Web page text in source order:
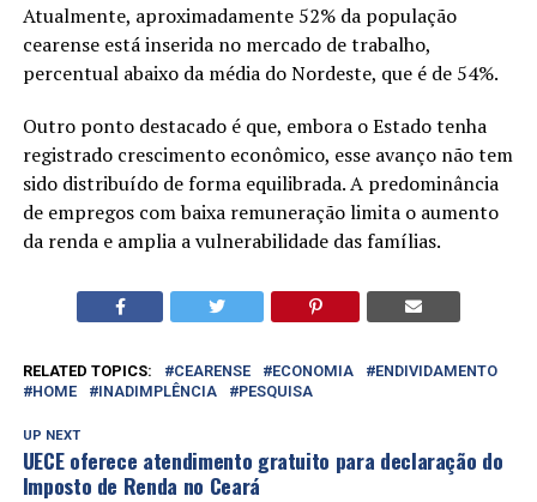
Atualmente, aproximadamente 52% da população
cearense está inserida no mercado de trabalho,
percentual abaixo da média do Nordeste, que é de 54%.
Outro ponto destacado é que, embora o Estado tenha
registrado crescimento econômico, esse avanço não tem
sido distribuído de forma equilibrada. A predominância
de empregos com baixa remuneração limita o aumento
da renda e amplia a vulnerabilidade das famílias.
RELATED TOPICS: CEARENSE ECONOMIA
ENDIVIDAMENTO
HOME
INADIMPLÊNCIA PESQUISA
UP NEXT
UECE oferece atendimento gratuito para declaração do
Imposto de Renda no Ceará